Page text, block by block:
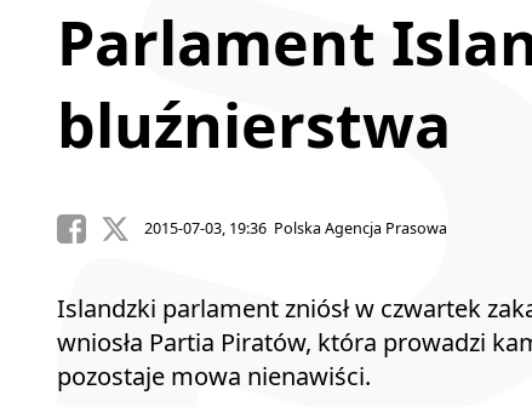
Parlament
bluźnierstwa
2015-07-03, 19:36 Polska Agencja Prasowa
Islandzki parlament zniósł w czwartek
wniosła Partia Piratów, która prowadzi
pozostaje mowa nienawiści.